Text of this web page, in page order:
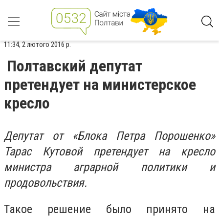
11:34, 2 лютого 2016 р.
Полтавский депутат
претендует на министерское
кресло
Депутат от «Блока Петра Порошенко»
Тарас Кутовой претендует на кресло
министра аграрной политики и
продовольствия.
Такое решение было принято на